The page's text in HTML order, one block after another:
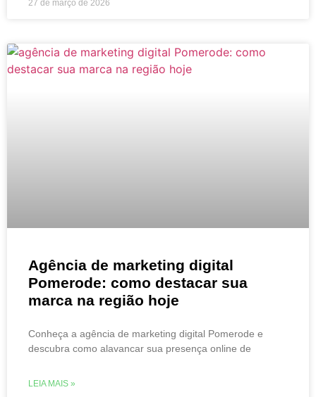
27 de março de 2026
Agência de marketing digital
Pomerode: como destacar sua
marca na região hoje
Conheça a agência de marketing digital Pomerode e
descubra como alavancar sua presença online de
LEIA MAIS »